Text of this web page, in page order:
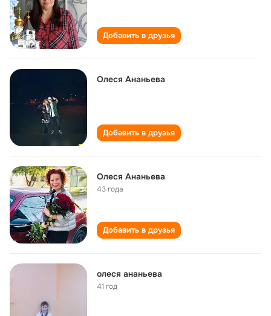
Добавить в друзья
Олеся Ананьева
Добавить в друзья
Олеся Ананьева
43 года
Добавить в друзья
олеся ананьева
41 год